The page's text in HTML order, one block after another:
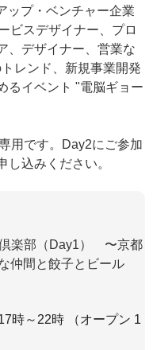
ップ・ベンチャー企業
ビスデザイナー、 プロ
、デザイナー、営業な
レンド、 新規事業開発
るイベント "電脳ギョー
用です。Day2にご参加
し込みください。
倶楽部（Day1） 〜京都
仲間と餃子とビール
時～22時 （オープン 1